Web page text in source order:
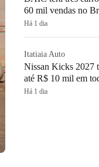
60 mil vendas no
Há 1 dia
Itatiaia Auto
Nissan Kicks 2027
até R$ 10 mil em
Há 1 dia